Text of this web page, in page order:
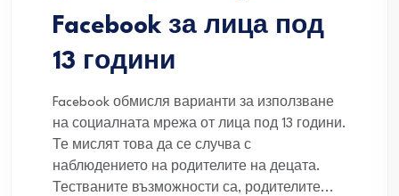
Facebook за лица под
13 години
Facebook обмисля варианти за използване
на социалната мрежа от лица под 13 години.
Те мислят това да се случва с
наблюдението на родителите на децата.
Тестваните възможности са, родителите...